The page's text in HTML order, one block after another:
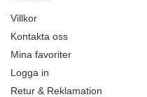
Villkor
Kontakta oss
Mina favoriter
Logga in
Retur & Reklamation